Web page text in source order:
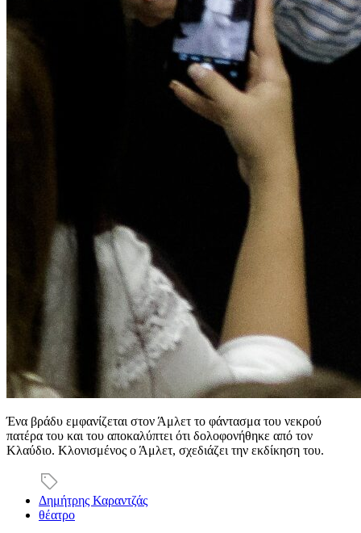
Ένα βράδυ εμφανίζεται στον Άμλετ το φάντασμα του νεκρού
πατέρα του και του αποκαλύπτει ότι δολοφονήθηκε από τον
Κλαύδιο. Κλονισμένος ο Άμλετ, σχεδιάζει την εκδίκηση του.
Δημήτρης Καραντζάς
θέατρο